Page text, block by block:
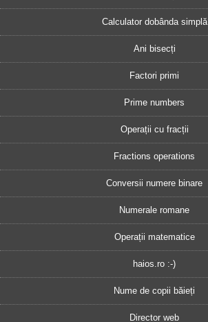
Calculator dobânda simplă
Ani bisecți
Factori primi
Prime numbers
Operații cu fracții
Fractions operations
Conversii numere binare
Numerale romane
Operații matematice
haios.ro :-)
Nume de copii băieți
Director web